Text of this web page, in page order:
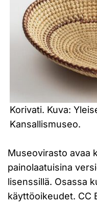
Korivati. Kuva:
Kansallismuseo.
Museovirasto avaa
painolaatuisina
lisenssillä. Osassa
käyttöoikeudet. CC